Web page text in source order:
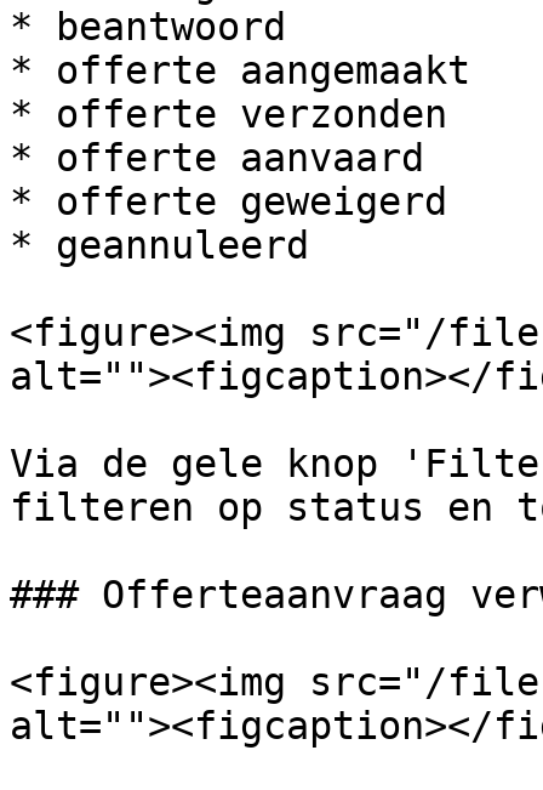
* beantwoord
* offerte aangemaakt
* offerte verzonden
* offerte aanvaard
* offerte geweigerd
* geannuleerd
<figure><img src="/
alt=""><figcaption></
Via de gele knop
filteren op status en
### Offerteaanvraag
<figure><img src="/
alt=""><figcaption></